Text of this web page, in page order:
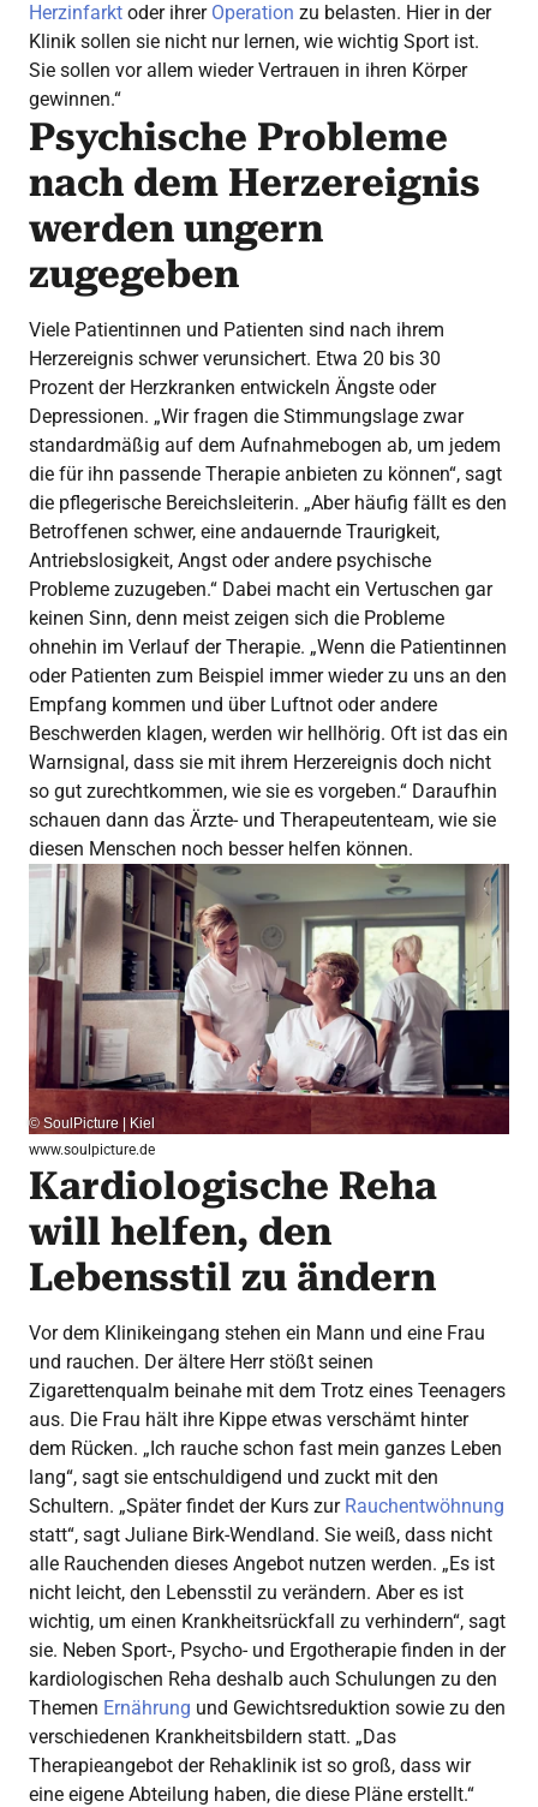
Herzinfarkt oder ihrer Operation zu belasten. Hier in der
Klinik sollen sie nicht nur lernen, wie wichtig Sport ist.
Sie sollen vor allem wieder Vertrauen in ihren Körper
gewinnen.“
Psychische Probleme
nach dem Herzereignis
werden ungern
zugegeben
Viele Patientinnen und Patienten sind nach ihrem
Herzereignis schwer verunsichert. Etwa 20 bis 30
Prozent der Herzkranken entwickeln Ängste oder
Depressionen. „Wir fragen die Stimmungslage zwar
standardmäßig auf dem Aufnahmebogen ab, um jedem
die für ihn passende Therapie anbieten zu können“, sagt
die pflegerische Bereichsleiterin. „Aber häufig fällt es den
Betroffenen schwer, eine andauernde Traurigkeit,
Antriebslosigkeit, Angst oder andere psychische
Probleme zuzugeben.“ Dabei macht ein Vertuschen gar
keinen Sinn, denn meist zeigen sich die Probleme
ohnehin im Verlauf der Therapie. „Wenn die Patientinnen
oder Patienten zum Beispiel immer wieder zu uns an den
Empfang kommen und über Luftnot oder andere
Beschwerden klagen, werden wir hellhörig. Oft ist das ein
Warnsignal, dass sie mit ihrem Herzereignis doch nicht
so gut zurechtkommen, wie sie es vorgeben.“ Daraufhin
schauen dann das Ärzte- und Therapeutenteam, wie sie
diesen Menschen noch besser helfen können.
© SoulPicture | Kiel
www.soulpicture.de
Kardiologische Reha
will helfen, den
Lebensstil zu ändern
Vor dem Klinikeingang stehen ein Mann und eine Frau
und rauchen. Der ältere Herr stößt seinen
Zigarettenqualm beinahe mit dem Trotz eines Teenagers
aus. Die Frau hält ihre Kippe etwas verschämt hinter
dem Rücken. „Ich rauche schon fast mein ganzes Leben
lang“, sagt sie entschuldigend und zuckt mit den
Schultern. „Später findet der Kurs zur Rauchentwöhnung
statt“, sagt Juliane Birk-Wendland. Sie weiß, dass nicht
alle Rauchenden dieses Angebot nutzen werden. „Es ist
nicht leicht, den Lebensstil zu verändern. Aber es ist
wichtig, um einen Krankheitsrückfall zu verhindern“, sagt
sie. Neben Sport-, Psycho- und Ergotherapie finden in der
kardiologischen Reha deshalb auch Schulungen zu den
Themen Ernährung und Gewichtsreduktion sowie zu den
verschiedenen Krankheitsbildern statt. „Das
Therapieangebot der Rehaklinik ist so groß, dass wir
eine eigene Abteilung haben, die diese Pläne erstellt.“